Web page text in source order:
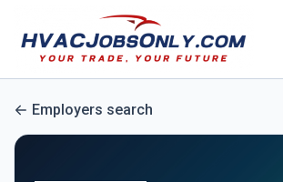
Employers search